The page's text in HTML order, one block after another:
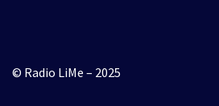
© Radio LiMe – 2025